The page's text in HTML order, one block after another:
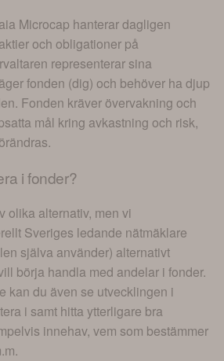
Microcap hanterar dagligen
och obligationer på
representerar sina
fonden (dig) och behöver ha djup
Fonden kräver övervakning och
mål kring avkastning och risk,
ifonder?
olika alternativ, men vi
Sveriges ledande nätmäklare
själva använder) alternativt
börja handla med andelar ifonder.
kan du även se utvecklingen i
i samt hitta ytterligare bra
innehav, vem som bestämmer